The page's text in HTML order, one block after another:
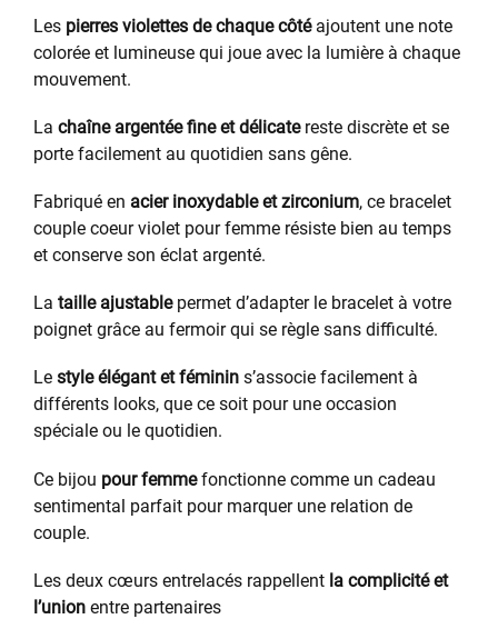
Les pierres violettes de chaque côtéajoutent une note
colorée et lumineuse qui joue avec la lumière à chaque
mouvement.
La chaîne argentée fine et délicatereste discrète et se
porte facilement au quotidien sans gêne.
Fabriqué en acier inoxydable et zirconium, ce bracelet
couple coeur violet pour femme résiste bien au temps
et conserve son éclat argenté.
La taille ajustablepermet d’adapter le bracelet à votre
poignet grâce au fermoir qui se règle sans difficulté.
Le style élégant et féminin s’associe facilement à
différents looks, que ce soit pour une occasion
spéciale ou le quotidien.
Ce bijou pour femmefonctionne comme un cadeau
sentimental parfait pour marquer une relation de
couple.
Les deux cœurs entrelacés rappellent la complicité et
l’union entre partenaires